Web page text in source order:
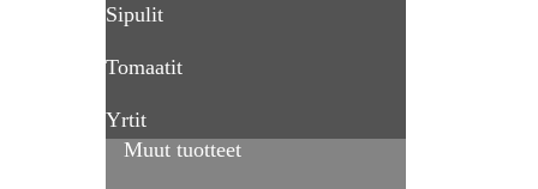
Sipulit
Tomaatit
Yrtit
Muut tuotteet